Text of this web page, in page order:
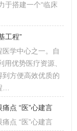
于搭建一个“临床
工程”
学中心之一。自
优势医疗资源、
方便高效优质的
…
点 “医”心建言
点 “医”心建言